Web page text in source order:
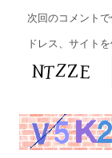
次回のコメント
ドレス、サイトを